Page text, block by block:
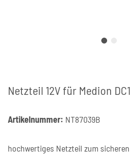
Netzteil 12V für Medion
Artikelnummer: NT87039B
hochwertiges Netzteil zum